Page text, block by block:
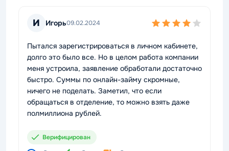
И Игорь09.02.2024
Пытался зарегистрироваться в личном кабинете,
долго это было все. Но в целом работа компании
меня устроила, заявление обработали достаточно
быстро. Суммы по онлайн-займу скромные,
ничего не поделать. Заметил, что если
обращаться в отделение, то можно взять даже
полмиллиона рублей.
Верифицирован